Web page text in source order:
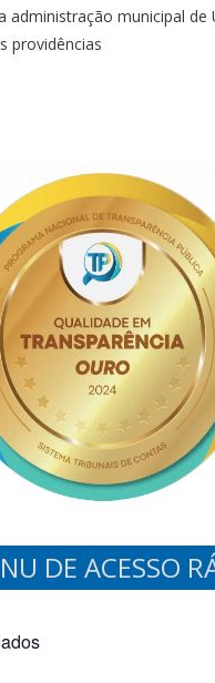
administração municipal de
providências
DE ACESSO